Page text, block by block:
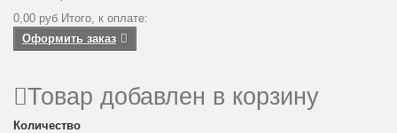
0,00 руб Итого, к оплате:
Оформить заказ
Товар добавлен в корзину
Количество